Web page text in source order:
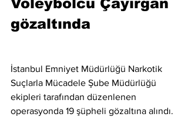
Voleybolcu Çayırgan
gözaltında
İstanbul Emniyet Müdürlüğü Narkotik
Suçlarla Mücadele Şube Müdürlüğü
ekipleri tarafından düzenlenen
operasyonda 19 şüpheli gözaltına alındı.